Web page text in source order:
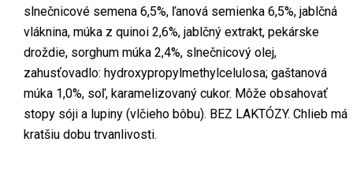
slnečnicové semena 6,5%, ľanová semienka 6,5%, jablčná
vláknina, múka z quinoi 2,6%, jablčný extrakt, pekárske
droždie, sorghum múka 2,4%, slnečnicový olej,
zahusťovadlo: hydroxypropylmethylcelulosa; gaštanová
múka 1,0%, soľ, karamelizovaný cukor. Môže obsahovať
stopy sóji a lupiny (vlčieho bôbu). BEZ LAKTÓZY. Chlieb má
kratšiu dobu trvanlivosti.